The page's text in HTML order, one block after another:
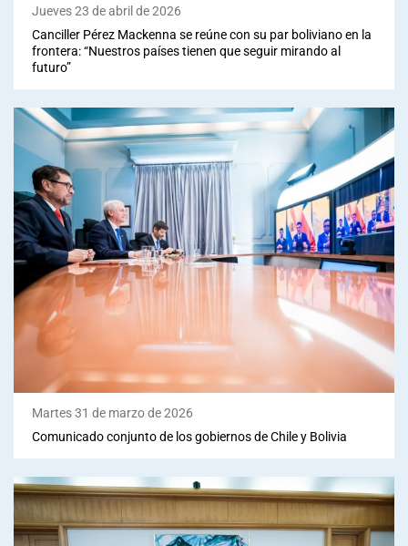
Jueves 23 de abril de 2026
Canciller Pérez Mackenna se reúne con su par boliviano en la
frontera: “Nuestros países tienen que seguir mirando al
futuro”
Martes 31 de marzo de 2026
Comunicado conjunto de los gobiernos de Chile y Bolivia